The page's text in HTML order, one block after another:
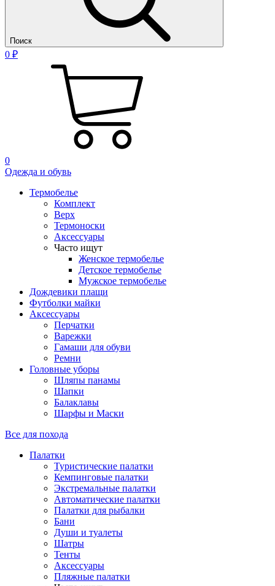
Поиск
0 ₽
0
Одежда и обувь
Термобелье
Комплект
Верх
Термоноски
Аксессуары
Часто ищут
Женское термобелье
Детское термобелье
Мужское термобелье
Дождевики плащи
Футболки майки
Аксессуары
Перчатки
Варежки
Гамаши для обуви
Ремни
Головные уборы
Шляпы панамы
Шапки
Балаклавы
Шарфы и Маски
Все для похода
Палатки
Туристические палатки
Кемпинговые палатки
Экстремальные палатки
Автоматические палатки
Палатки для рыбалки
Бани
Души и туалеты
Шатры
Тенты
Аксессуары
Пляжные палатки